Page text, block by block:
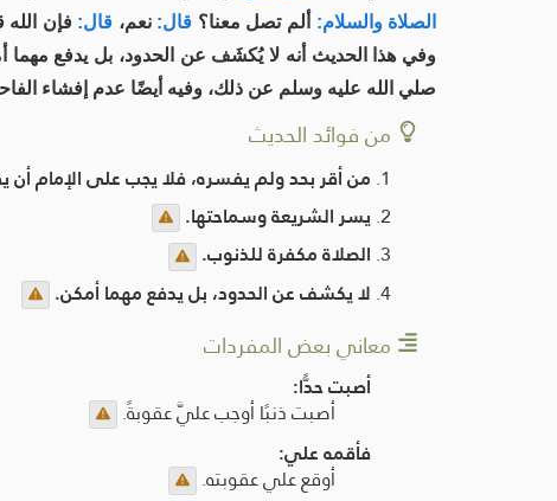
الصلاة والسلام: ألم تصل معنا؟ قال: نعم، قال: فإن
وفي هذا الحديث أنه لا يُكشَف عن الحدود، بل يدفع مهما
صلي الله عليه وسلم عن ذلك، وفيه أيضًا عدم إفشاء
من فوائد الحديث
من أقر بحد ولم يفسره، فلا يجب على الإمام أن
يسر الشريعة وسماحتها.
الصلاة مكفرة للذنوب.
لا يكشف عن الحدود، بل يدفع مهما أمكن.
معاني بعض المفردات
أصبت حدًّا:
أصبت ذنبًا أوجب عليَّ عقوبةً.
فأقمه علي:
أوقع علي عقوبته.